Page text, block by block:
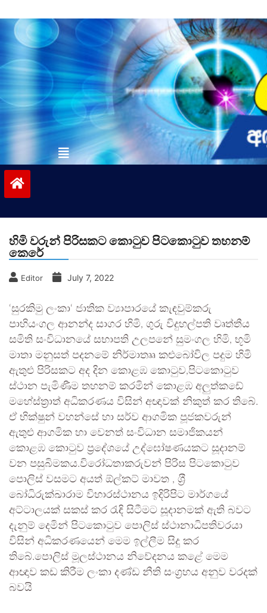
to
contentvinivida.lk
හිමි වරුන් පිරිසකට කොටුව පිටකොටුව තහනම්
කෙරේ
Editor July 7, 2022
‘සුරකිමු ලංකා‘ ජාතික ව්‍යාපාරයේ කැඳවුම්කරු
පාහියංගල ආනන්ද සාගර හිමි, ගුරු විදුහල්පති වෘත්තීය
සමිති සංවිධානයේ සභාපති උලපනේ සුමංගල හිමි, භූමි
මාතා මනුසත් පදනමේ නිර්මාතෲ කළුබෝවිල පදුම හිමි
ඇතුළු පිරිසකට අද දින කොළඹ කොටුව,පිටකොටුව
ස්ථාන පැමිණීම තහනම් කරමින් කොළඹ අලුත්කඩේ
මහේස්ත‍්‍රාත් අධිකරණය විසින් අඥාවක් නිකුත් කර තිබේ.
ඒ භික්ෂුන් වහන්සේ හා සර්ව ආගමික පූජකවරුන්
ඇතුළු ආගමික හා වෙනත් සංවිධාන සමාජිකයන්
කොළඹ කොටුව ප‍්‍රදේශයේ උද්ඝෝෂණයකට සූදානම්
වන පසුබිමකය.විරෝධතාකරුවන් පිරිස පිටකොටුව
පොලිස් වසමට අයත් ඕල්කට් මාවත , ශ‍්‍රී
බෝධිරුක්ඛාරාම විහාරස්ථානය ඉදිරිපිට මාර්ගයේ
අට්ටාලයක් සකස් කර රැඳි සිටීමට සූදානමක් ඇති බවට
දැනුම් දෙමින් පිටකොටුව පොලිස් ස්ථානාධිපතිවරයා
විසින් අධිකරණයෙන් මෙම ඉල්ලීම සිදු කර
තිබේ.පොලිස් මූලස්ථානය නිවේදනය කළේ මෙම
ආඥාව කඩ කිරීම ලංකා දණ්ඩ නීති සංග‍්‍රහය අනුව වරදක්
බවයි